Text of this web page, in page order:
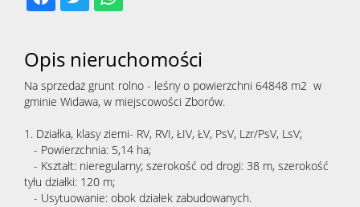
Opis nieruchomości
Na sprzedaż grunt rolno - leśny o powierzchni 64848 m2 w
gminie Widawa, w miejscowości Zborów.
1. Działka, klasy ziemi- RV, RVI, ŁIV, ŁV, PsV, Lzr/PsV, LsV;
- Powierzchnia: 5,14 ha;
- Kształt: nieregularny; szerokość od drogi: 38 m, szerokość
tyłu działki: 120 m;
- Usytuowanie: obok działek zabudowanych.